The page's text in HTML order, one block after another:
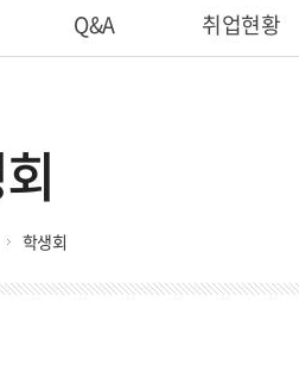
Q&A 취업현황
학생회